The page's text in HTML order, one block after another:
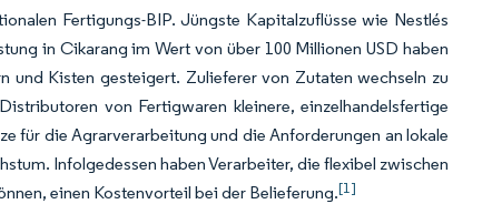
Fertigungs-BIP. Jüngste Kapitalzuflüsse wie Nestlés
in Cikarang im Wert von über 100 Millionen USD haben
und Kisten gesteigert. Zulieferer von Zutaten wechseln zu
von Fertigwaren kleinere, einzelhandelsfertige
für die Agrarverarbeitung und die Anforderungen an lokale
Infolgedessen haben Verarbeiter, die flexibel zwischen
einen Kostenvorteil bei der Belieferung.[1]